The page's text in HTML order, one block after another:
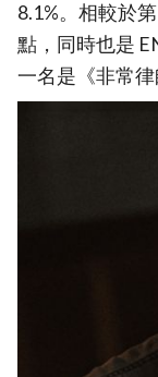
8.1%。相較於
點，同時也是
一名是《非常律